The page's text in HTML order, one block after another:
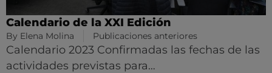
Calendario de la XXI Edición
By Elena Molina Publicaciones anteriores
Calendario 2023 Confirmadas las fechas de las
actividades previstas para…